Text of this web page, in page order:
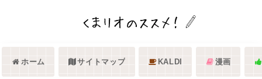
ホーム サイトマップ KALDI 漫画